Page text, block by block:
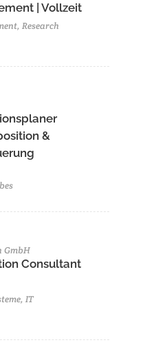
| Vollzeit
Research
&
GmbH
Consultant
IT